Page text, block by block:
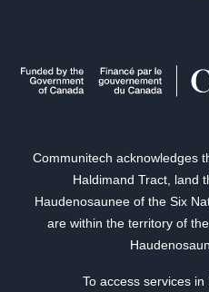
Communitech acknowledges
Haldimand Tract, land
Haudenosaunee of the Six
are within the territory of
To access services